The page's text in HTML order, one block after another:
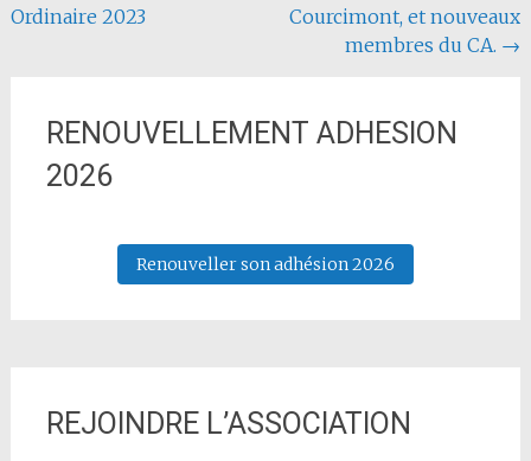
Ordinaire 2023
Courcimont, et nouveaux
membres du CA. →
RENOUVELLEMENT ADHESION
2026
Renouveller son adhésion 2026
REJOINDRE L’ASSOCIATION